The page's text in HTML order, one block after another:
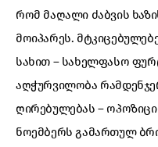
რომ მაღალი ძაბვის
მოიპარეს.
სახით – სახელფასო
აღჭურვილობა
ღირებულებას –
ნოემბერს გამართულ